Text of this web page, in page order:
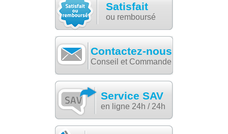
Satisfait
ou remboursé
Contactez-nous
Conseil et Commande
Service SAV
en ligne 24h / 24h